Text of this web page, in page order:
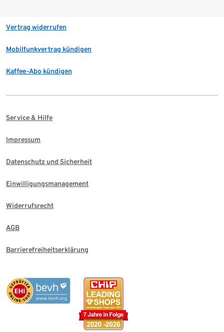
Vertrag widerrufen
Mobilfunkvertrag kündigen
Kaffee-Abo kündigen
Service & Hilfe
Impressum
Datenschutz und Sicherheit
Einwilligungsmanagement
Widerrufsrecht
AGB
Barrierefreiheitserklärung